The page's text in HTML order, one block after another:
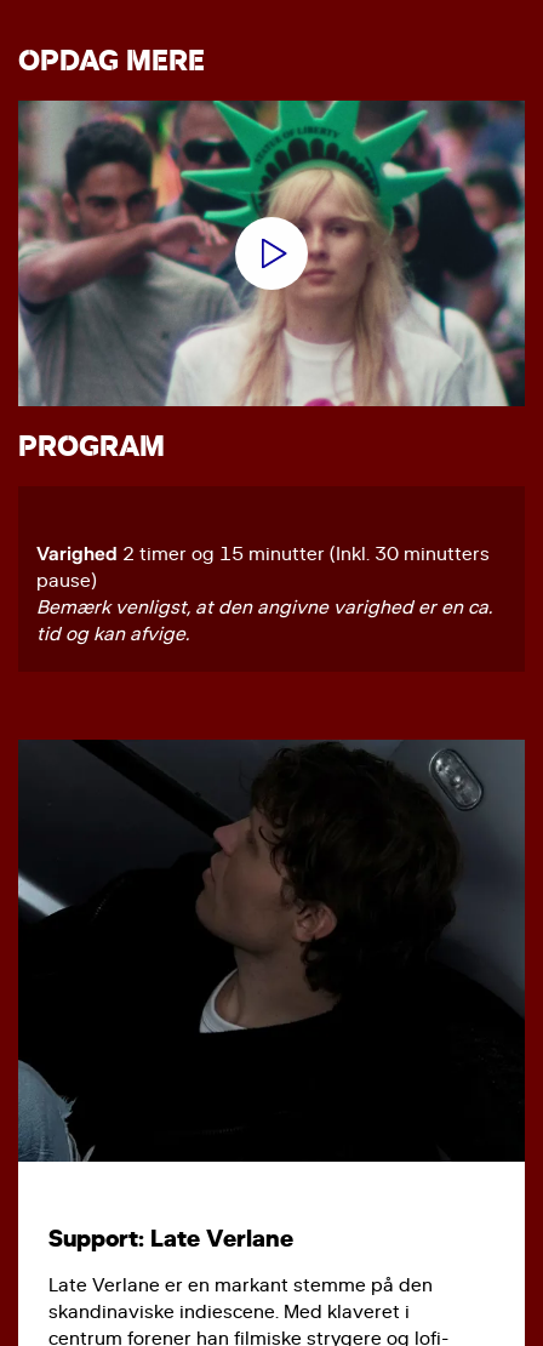
OPDAG MERE
PROGRAM
Varighed 2 timer og 15 minutter (Inkl. 30 minutters
pause)
Bemærk venligst, at den angivne varighed er en ca.
tid og kan afvige.
Support: Late Verlane
Late Verlane er en markant stemme på den
skandinaviske indiescene. Med klaveret i
centrum forener han filmiske strygere og lofi-